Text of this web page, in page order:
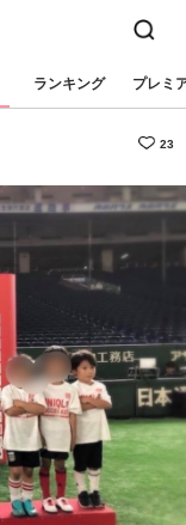
ランキング プレミ
23